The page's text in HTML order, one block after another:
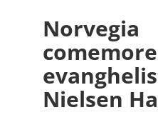
Norvegia
Nielsen